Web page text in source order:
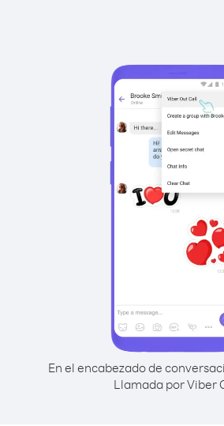
En el encabezado de
Llamada por Viber